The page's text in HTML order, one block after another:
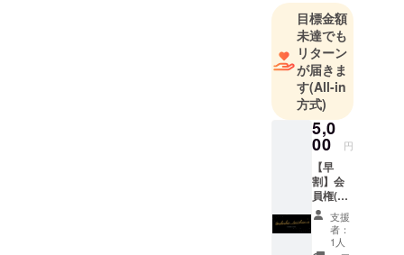
目標金額
未達でも
リターン
が届きま
す(All-in
方式)
5,0
00 円
【早
割】会
員権(１
万円相
当) × ペ
アドリ
支援
者：
1人